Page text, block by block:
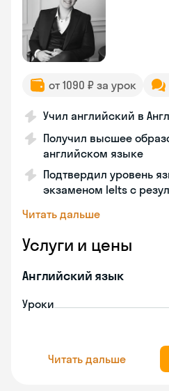
от 1090 ₽ за урок
Учил английский в
Получил высшее
английском языке
Подтвердил уровень
экзаменом Ielts с
Читать дальше
Услуги и цены
Английский язык
Уроки
Читать дальше